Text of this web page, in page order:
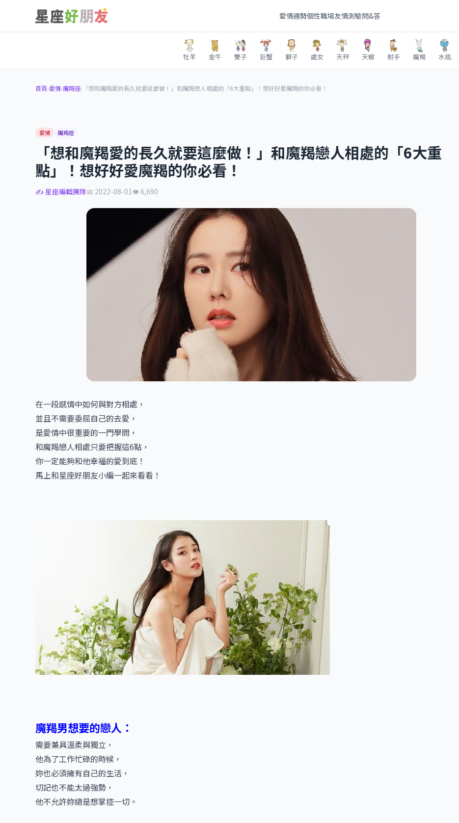
愛情運勢個性職場友情測驗問&答
牡羊 金牛 雙子 巨蟹 獅子 處女 天秤 天蠍 射手 魔羯 水瓶
首頁›愛情›魔羯座› 「想和魔羯愛的長久就要這麼做！」和魔羯戀人相處的「6大重點」！想好好愛魔羯的你必看！
愛情 魔羯座
「想和魔羯愛的長久就要這麼做！」和魔羯戀人相處的「6大重
點」！想好好愛魔羯的你必看！
✍️ 星座編輯團隊📅 2022-08-01👁 6,690
在一段感情中如何與對方相處，
並且不需要委屈自己的去愛，
是愛情中很重要的一門學問，
和魔羯戀人相處只要把握這6點，
你一定能夠和他幸福的愛到底！
馬上和星座好朋友小編一起來看看！
魔羯男想要的戀人：
需要兼具溫柔與獨立，
他為了工作忙碌的時候，
妳也必須擁有自己的生活，
切記也不能太過強勢，
他不允許妳總是想掌控一切。